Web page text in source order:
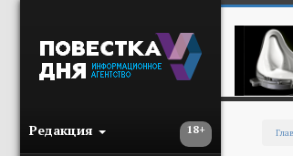
18+
Редакция